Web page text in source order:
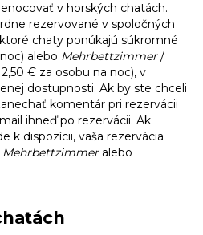
v horských chatách.
rezervované v spoločných
chaty ponúkajú súkromné
alebo Mehrbettzimmer/
€ za osobu na noc), v
dostupnosti. Ak by ste chceli
komentár pri rezervácii
ihneď po rezervácii. Ak
k dispozícii, vaša rezervácia
Mehrbettzimmeralebo